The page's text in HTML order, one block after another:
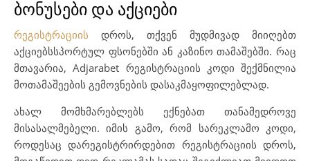
ბონუსები და აქციები
რეგისტრაციის დროს, თქვენ მუდმივად მიიღებთ
აქციებსსპორტულ ფსონებში ან კაზინო თამაშებში. რაც
მთავარია, Adjarabet რეგისტრაციის კოდი შექმნილია
მოთამაშეების გემოვნების დასაკმაყოფილებლად.
ახალ მომხმარებლებს ექნებათ თანამედროვე
მისასალმებელი. იმის გამო, რომ სარეკლამო კოდი,
როდესაც დარეგისტრირდებით რეგისტრაციის დროს,